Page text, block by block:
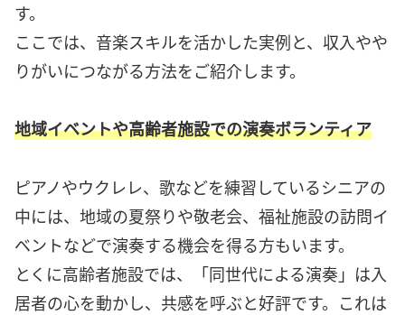
す。
ここでは、音楽スキルを活かした実例と、収入やや
りがいにつながる方法をご紹介します。
地域イベントや高齢者施設での演奏ボランティア
ピアノやウクレレ、歌などを練習しているシニアの
中には、地域の夏祭りや敬老会、福祉施設の訪問イ
ベントなどで演奏する機会を得る方もいます。
とくに高齢者施設では、「同世代による演奏」は入
居者の心を動かし、共感を呼ぶと好評です。これは